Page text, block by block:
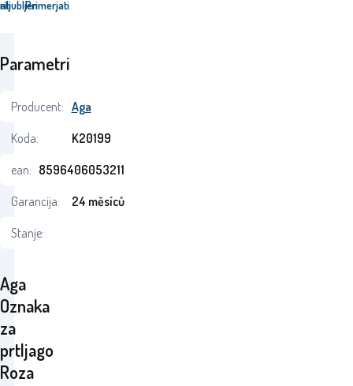
Primerjati
Aga
Oznaka
za
prtljago
Roza
Parametri
Producent: Aga
Koda:
K20199
ean: 8596406053211
Garancija:
24 měsíců
Stanje: